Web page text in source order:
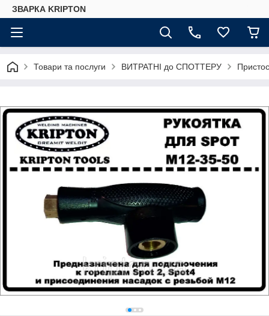
ЗВАРКА KRIPTON
Товари та послуги ВИТРАТНІ до СПОТТЕРУ